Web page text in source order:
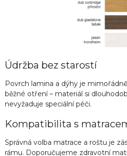
Údržba bez starostí
Povrch lamina a dýhy je
běžné otření – materiál si
nevyžaduje speciální péči.
Kompatibilita s
Správná volba matrace a roštu je
rámu. Doporučujeme zdravotní